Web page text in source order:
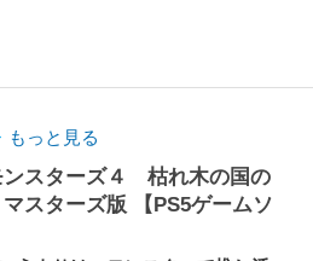
もっと見る
ンスターズ４ 枯れ木の国の
スターズ版 【PS5ゲームソ